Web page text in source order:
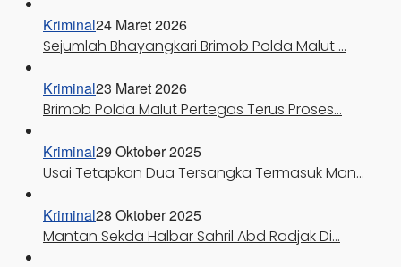
Kriminal24 Maret 2026
Sejumlah Bhayangkari Brimob Polda Malut …
Kriminal23 Maret 2026
Brimob Polda Malut Pertegas Terus Proses…
Kriminal29 Oktober 2025
Usai Tetapkan Dua Tersangka Termasuk Man…
Kriminal28 Oktober 2025
Mantan Sekda Halbar Sahril Abd Radjak Di…